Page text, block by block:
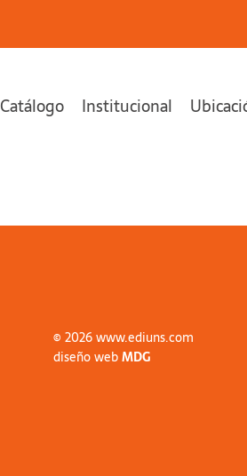
Catálogo Institucional
© 2026 www.ediuns.com
diseño webMDG